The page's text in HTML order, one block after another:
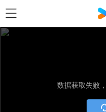
数据获取失败